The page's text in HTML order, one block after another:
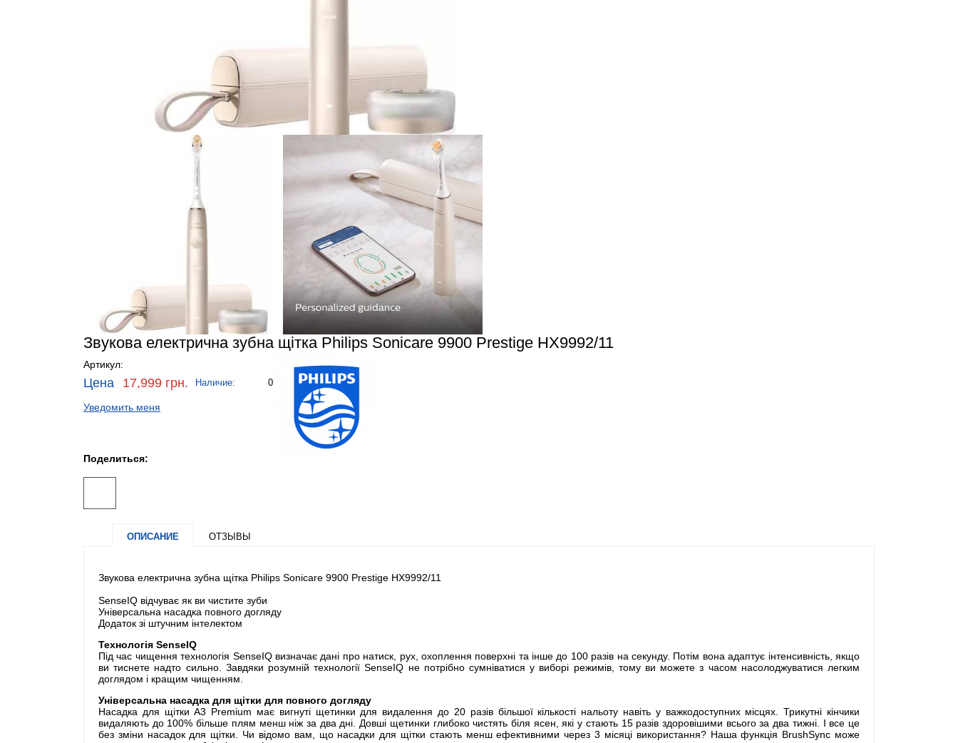
Звукова електрична зубна щітка Philips Sonicare 9900 Prestige HX9992/11
Артикул:
Цена 17,999 грн. Наличие: 0
Уведомить меня
Поделиться:
ОПИСАНИЕ ОТЗЫВЫ
Звукова електрична зубна щітка Philips Sonicare 9900 Prestige HX9992/11
SenseIQ відчуває як ви чистите зуби
Універсальна насадка повного догляду
Додаток зі штучним інтелектом
Технологія SenseIQ
Під час чищення технологія SenseIQ визначає дані про натиск, рух, охоплення поверхні та інше до 100 разів на секунду. Потім вона адаптує інтенсивність, якщо
ви тиснете надто сильно. Завдяки розумній технології SenseIQ не потрібно сумніватися у виборі режимів, тому ви можете з часом насолоджуватися легким
доглядом і кращим чищенням.
Універсальна насадка для щітки для повного догляду
Насадка для щітки A3 Premium має вигнуті щетинки для видалення до 20 разів більшої кількості нальоту навіть у важкодоступних місцях. Трикутні кінчики
видаляють до 100% більше плям менш ніж за два дні. Довші щетинки глибоко чистять біля ясен, які у стають 15 разів здоровішими всього за два тижні. І все це
без зміни насадок для щітки. Чи відомо вам, що насадки для щітки стають менш ефективними через 3 місяці використання? Наша функція BrushSync може